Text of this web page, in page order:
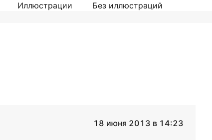
Иллюстрации
Без иллюстраций
18 июня 2013 в 14:23